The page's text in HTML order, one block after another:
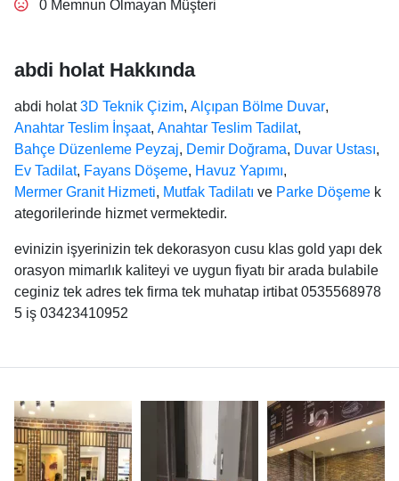
0 Memnun Olmayan Müşteri
abdi holat Hakkında
abdi holat3D Teknik Çizim, Alçıpan Bölme Duvar,
Anahtar Teslim İnşaat, Anahtar Teslim Tadilat,
Bahçe Düzenleme Peyzaj, Demir Doğrama, Duvar Ustası,
Ev Tadilat, Fayans Döşeme, Havuz Yapımı,
Mermer Granit Hizmeti, Mutfak Tadilatı ve Parke Döşeme k
ategorilerinde hizmet vermektedir.
evinizin işyerinizin tek dekorasyon cusu klas gold yapı dek
orasyon mimarlık kaliteyi ve uygun fiyatı bir arada bulabile
ceginiz tek adres tek firma tek muhatap irtibat 0535568978
5 iş 03423410952